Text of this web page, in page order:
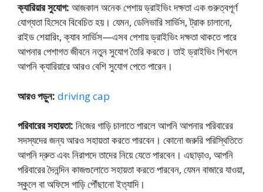
ক্যারিয়ার সুযোগ: আজকাল অনেক পেশায় ড্রাইভিং দক্ষতা এক গুরুত্বপূর্ণ
যোগ্যতা হিসেবে বিবেচিত হয়। যেমন, ডেলিভারি সার্ভিস, ট্রাক চালানো,
রাইড শেয়ারিং, ক্যাব সার্ভিস—এসব পেশায় ড্রাইভিং দক্ষতা থাকতে পারে
আপনার পেশাগত জীবনে নতুন সুযোগ তৈরি করতে। তাই ড্রাইভিং শিখলে
আপনি ক্যারিয়ারে আরও বেশি সুযোগ পেতে পারেন।
আরও পড়ুন: driving cap
পরিবারের সহায়তা: নিজের গাড়ি চালাতে পারলে আপনি আপনার পরিবারের
সদস্যদের জন্য আরও সহায়তা করতে পারবেন। কোনো জরুরি পরিস্থিতিতে
আপনি দ্রুত এবং নিরাপদে তাদের নিয়ে যেতে পারবেন। এছাড়াও, আপনি
পরিবারের দৈনন্দিন কাজগুলোতে সহায়তা করতে পারবেন, যেমন বাজারে যাওয়া,
স্কুলে বা অফিসে গাড়ি পৌঁছানো ইত্যাদি।